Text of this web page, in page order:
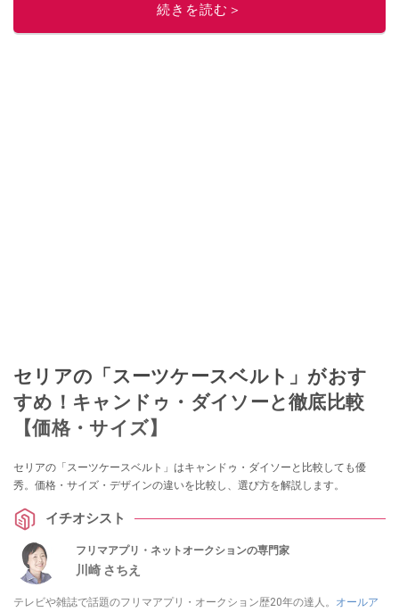
続きを読む＞
セリアの「スーツケースベルト」がおす
すめ！キャンドゥ・ダイソーと徹底比較
【価格・サイズ】
セリアの「スーツケースベルト」はキャンドゥ・ダイソーと比較しても優
秀。価格・サイズ・デザインの違いを比較し、選び方を解説します。
イチオシスト
フリマアプリ・ネットオークションの専門家
川崎 さちえ
テレビや雑誌で話題のフリマアプリ・オークション歴20年の達人。 オールア